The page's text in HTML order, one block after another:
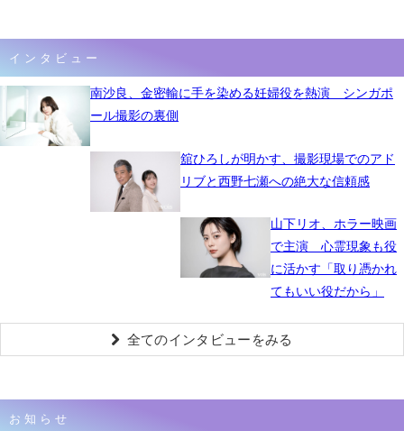
インタビュー
南沙良、金密輸に手を染める妊婦役を熱演 シンガポ
ール撮影の裏側
舘ひろしが明かす、撮影現場でのアド
リブと西野七瀬への絶大な信頼感
山下リオ、ホラー映画
で主演 心霊現象も役
に活かす「取り憑かれ
てもいい役だから」
全てのインタビューをみる
お知らせ